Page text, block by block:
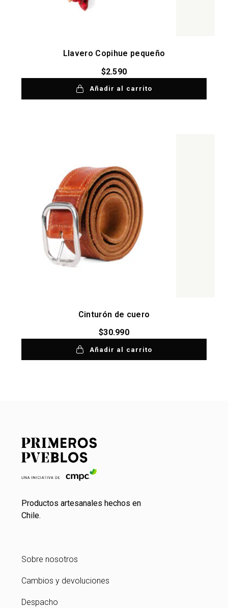
Llavero Copihue pequeño
$2.590
Añadir al carrito
Cinturón de cuero
$30.990
Añadir al carrito
Productos artesanales hechos en
Chile.
Sobre nosotros
Cambios y devoluciones
Despacho